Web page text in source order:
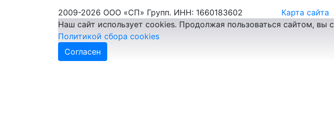
2009-2026 ООО «СП» Групп. ИНН: 1660183602 Карта сайта
Наш сайт использует cookies. Продолжая пользоваться сайтом, вы
Политикой сбора cookies
Согласен